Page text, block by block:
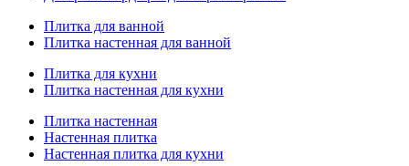
Плитка для ванной
Плитка настенная для ванной
Плитка для кухни
Плитка настенная для кухни
Плитка настенная
Настенная плитка
Настенная плитка для кухни